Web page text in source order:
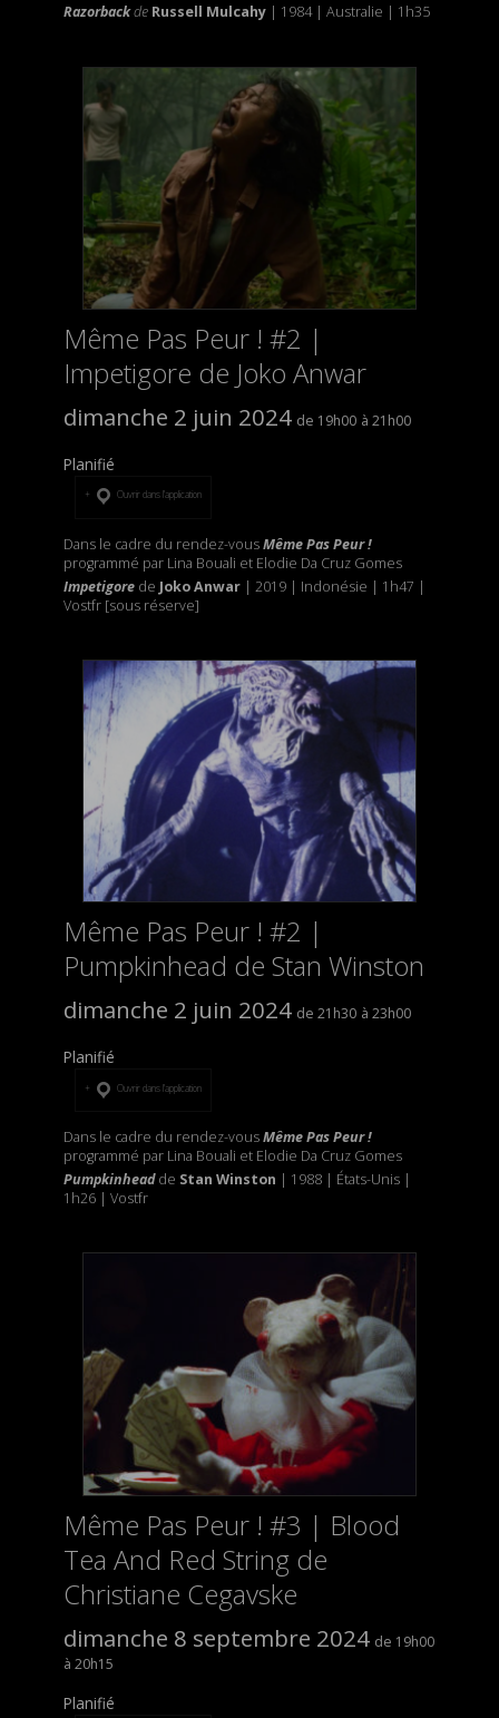
Razorbackde Russell Mulcahy| 1984 | Australie | 1h35
Même Pas Peur ! #2 |
Impetigore de Joko Anwar
dimanche 2 juin 2024 19h00 21h00
Planifié
Ouvrir dans l’application
Dans le cadre du rendez-vousMême Pas Peur !
programmé par Lina Bouali et Elodie Da Cruz Gomes
Impetigorede Joko Anwar| 2019 | Indonésie | 1h47 |
Vostfr [sous réserve]
Même Pas Peur ! #2 |
Pumpkinhead de Stan Winston
dimanche 2 juin 2024 21h30 23h00
Planifié
Ouvrir dans l’application
Dans le cadre du rendez-vousMême Pas Peur !
programmé par Lina Bouali et Elodie Da Cruz Gomes
Pumpkinheadde Stan Winston | 1988 | États-Unis |
1h26 | Vostfr
Même Pas Peur ! #3 | Blood
Tea And Red String de
Christiane Cegavske
dimanche 8 septembre 2024
19h00
20h15
Planifié